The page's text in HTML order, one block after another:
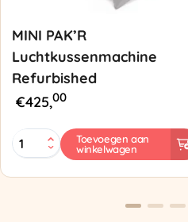
MINI PAK’R
Luchtkussenmachine
Refurbished
€425,00
MINI
PAK'R
Refurbished
Toevoegen aan
winkelwagen